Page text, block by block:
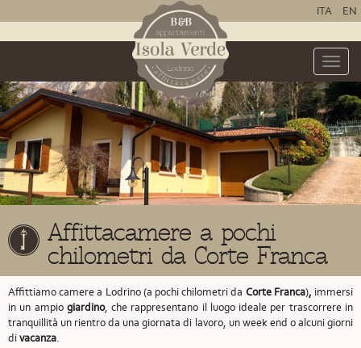
ITA EN
Toggle
Affittacamere a pochi
chilometri da Corte Franca
Affittiamo camere a Lodrino (a pochi chilometri da Corte Franca), immersi
in un ampio giardino, che rappresentano il luogo ideale per trascorrere in
tranquillità un rientro da una giornata di lavoro, un week end o alcuni giorni
divacanza.